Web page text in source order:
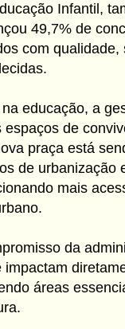
Infantil,
49,7% de
com
educação, a
de
praça está
de urbanização
mais
da
áreas